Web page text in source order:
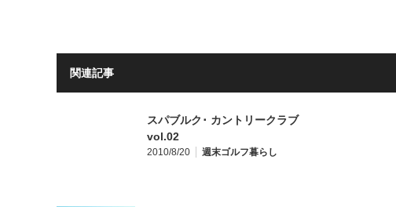
関連記事
スパブルク･ カントリークラブ
vol.02
2010/8/20 週末ゴルフ暮らし